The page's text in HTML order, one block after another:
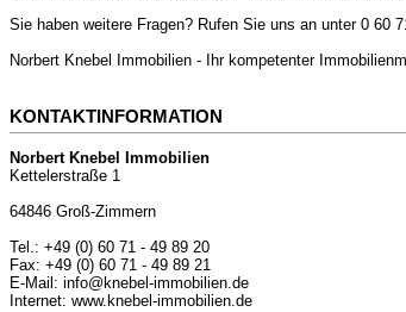
Sie haben weitere Fragen? Rufen Sie uns an unter 0 60
Norbert Knebel Immobilien - Ihr kompetenter
KONTAKTINFORMATION
Norbert Knebel Immobilien
Kettelerstraße 1
64846 Groß-Zimmern
Tel.: +49 (0) 60 71 - 49 89 20
Fax: +49 (0) 60 71 - 49 89 21
E-Mail: info@knebel-immobilien.de
Internet: www.knebel-immobilien.de